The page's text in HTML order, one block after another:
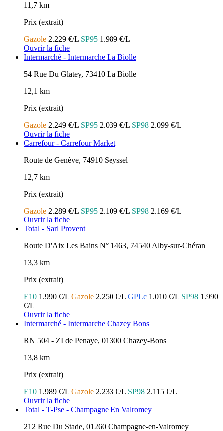
11,7 km
Prix (extrait)
Gazole 2.229 €/L SP95 1.989 €/L
Ouvrir la fiche
Intermarché - Intermarche La Biolle
54 Rue Du Glatey, 73410 La Biolle
12,1 km
Prix (extrait)
Gazole 2.249 €/L SP95 2.039 €/L SP98 2.099 €/L
Ouvrir la fiche
Carrefour - Carrefour Market
Route de Genève, 74910 Seyssel
12,7 km
Prix (extrait)
Gazole 2.289 €/L SP95 2.109 €/L SP98 2.169 €/L
Ouvrir la fiche
Total - Sarl Provent
Route D'Aix Les Bains N° 1463, 74540 Alby-sur-Chéran
13,3 km
Prix (extrait)
E10 1.990 €/L Gazole 2.250 €/L GPLc 1.010 €/L SP98 1.990
€/L
Ouvrir la fiche
Intermarché - Intermarche Chazey Bons
RN 504 - ZI de Penaye, 01300 Chazey-Bons
13,8 km
Prix (extrait)
E10 1.989 €/L Gazole 2.233 €/L SP98 2.115 €/L
Ouvrir la fiche
Total - T-Pse - Champagne En Valromey
212 Rue Du Stade, 01260 Champagne-en-Valromey